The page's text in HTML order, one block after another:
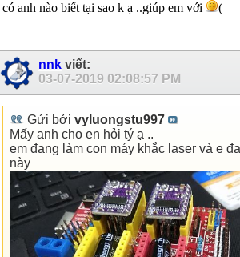
có anh nào biết tại sao k ạ ..giúp em với
(
nnk viết:
03-07-2019 02:08:57 PM
Gửi bởi vyluongstu997
Mấy anh cho en hỏi tý ạ ..
em đang làm con máy khắc laser và e
này